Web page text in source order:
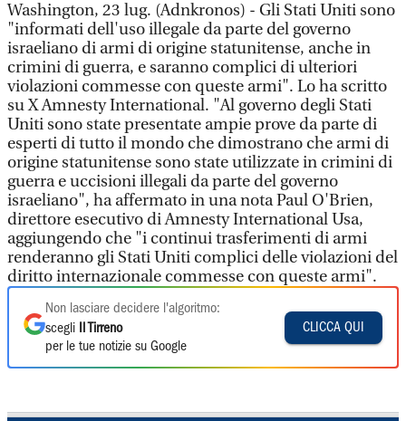
Washington, 23 lug. (Adnkronos) - Gli Stati Uniti sono
"informati dell'uso illegale da parte del governo
israeliano di armi di origine statunitense, anche in
crimini di guerra, e saranno complici di ulteriori
violazioni commesse con queste armi". Lo ha scritto
su X Amnesty International. "Al governo degli Stati
Uniti sono state presentate ampie prove da parte di
esperti di tutto il mondo che dimostrano che armi di
origine statunitense sono state utilizzate in crimini di
guerra e uccisioni illegali da parte del governo
israeliano", ha affermato in una nota Paul O'Brien,
direttore esecutivo di Amnesty International Usa,
aggiungendo che "i continui trasferimenti di armi
renderanno gli Stati Uniti complici delle violazioni del
diritto internazionale commesse con queste armi".
Non lasciare decidere l'algoritmo:
scegli
Il Tirreno
per le tue notizie su Google
CLICCA QUI